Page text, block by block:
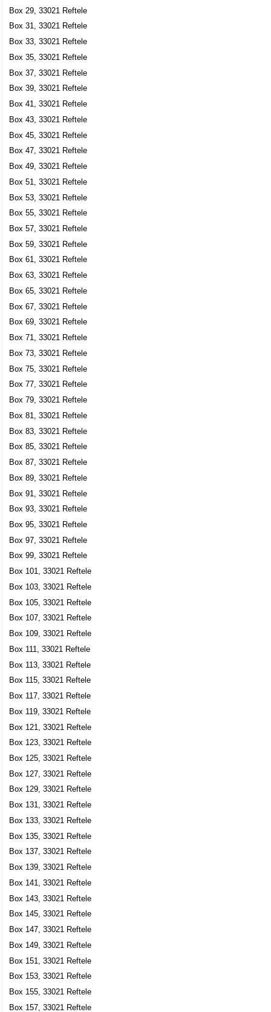
Sjödells Invest AB
Mats Åke Thomas Sjödell
Box 25, 33021 Reftele
Skogshäll Fastighetsaktiebolag
Nils Arthur Hansson
Box 25, 33021 Reftele
SMÅT Invest AB
Mats Åke Thomas Sjödell
SMÅT Kapital AB
Box 25, 33021 Reftele
Teechs AB
Mats Åke Thomas Sjödell
0371-20071
Box 25, 33021 Reftele
Gunnarssons Maskin AB
Dan Roger Ingvar Gunnarsson
0371-20304
Reftele Näringsliv
0371-20304
Box 35, 33021 Reftele
Kållerstads Församling
0371-20029
Box 37, 33021 Reftele
Reftele Församling
0371-20029
Box 37, 33021 Reftele
J Davidssons Eftr. AB
Bengt Ragnar Nilsson
0371-20001
Box 42, 33021 Reftele
J Davidssons Vedspisar AB
Mikael Ove Lennart Andersson
Box 42, 33021 Reftele
ESBE AB
Johan Skogsfors
Box 47, 33021 Reftele
G-Tech i Reftele AB
Bo Anders Patrik Gunnarsson
0371-20065
Box 5, 33021 Reftele
GS Produktion Sweden AB
Erik Daniel Mattias Gunnarsson
0371-20065
Box 5, 33021 Reftele
Westbo of Sweden AB
Erik Daniel Mattias Gunnarsson
0371-23330
Westbospisen AB
Mattias Gunnarsson
Box 5, 33021 Reftele
Ölmestad Fastigheter AB
0371-20065
Box 5, 33021 Reftele
MPL Konstruktion AB
Peter Anders Mikael Larsson
0371-20620
Box 52, 33021 Reftele
Box 29, 33021 Reftele
Box 31, 33021 Reftele
Box 33, 33021 Reftele
Box 35, 33021 Reftele
Box 37, 33021 Reftele
Box 39, 33021 Reftele
Box 41, 33021 Reftele
Box 43, 33021 Reftele
Box 45, 33021 Reftele
Box 47, 33021 Reftele
Box 49, 33021 Reftele
Box 51, 33021 Reftele
Box 53, 33021 Reftele
Box 55, 33021 Reftele
Box 57, 33021 Reftele
Box 59, 33021 Reftele
Box 61, 33021 Reftele
Box 63, 33021 Reftele
Box 65, 33021 Reftele
Box 67, 33021 Reftele
Box 69, 33021 Reftele
Box 71, 33021 Reftele
Box 73, 33021 Reftele
Box 75, 33021 Reftele
Box 77, 33021 Reftele
Box 79, 33021 Reftele
Box 81, 33021 Reftele
Box 83, 33021 Reftele
Box 85, 33021 Reftele
Box 87, 33021 Reftele
Box 89, 33021 Reftele
Box 91, 33021 Reftele
Box 93, 33021 Reftele
Box 95, 33021 Reftele
Box 97, 33021 Reftele
Box 99, 33021 Reftele
Box 101, 33021 Reftele
Box 103, 33021 Reftele
Box 105, 33021 Reftele
Box 107, 33021 Reftele
Box 109, 33021 Reftele
Box 111, 33021 Reftele
Box 113, 33021 Reftele
Box 115, 33021 Reftele
Box 117, 33021 Reftele
Box 119, 33021 Reftele
Box 121, 33021 Reftele
Box 123, 33021 Reftele
Box 125, 33021 Reftele
Box 127, 33021 Reftele
Box 129, 33021 Reftele
Box 131, 33021 Reftele
Box 133, 33021 Reftele
Box 135, 33021 Reftele
Box 137, 33021 Reftele
Box 139, 33021 Reftele
Box 141, 33021 Reftele
Box 143, 33021 Reftele
Box 145, 33021 Reftele
Box 147, 33021 Reftele
Box 149, 33021 Reftele
Box 151, 33021 Reftele
Box 153, 33021 Reftele
Box 155, 33021 Reftele
Box 157, 33021 Reftele